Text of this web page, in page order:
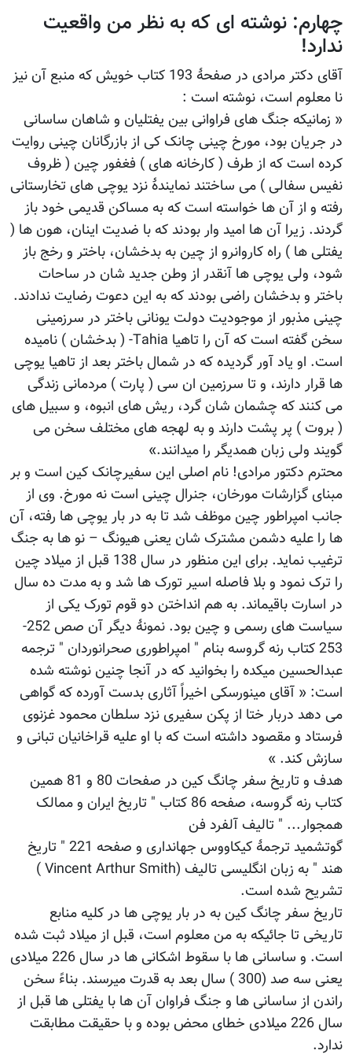
چهارم: نوشته ای که به نظر من واقعیت
ندارد!
آقای دکتر مرادی در صفحۀ 193 کتاب خویش که منبع آن نیز
نا معلوم است، نوشته است :
« زمانیکه جنگ های فراوانی بین یفتلیان و شاهان ساسانی
در جریان بود، مورخ چینی چانک کی از بازرگانان چینی روایت
کرده است که از طرف ( کارخانه های ) فغفور چین ( ظروف
نفیس سفالی ) می ساختند نمایندۀ نزد یوچی های تخارستانی
رفته و از آن ها خواسته است که به مساکن قدیمی خود باز
گردند. زیرا آن ها امید وار بودند که با ضدیت اینان، هون ها (
یفتلی ها ) راه کاروانرو از چین به بدخشان، باختر و رخج باز
شود، ولی یوچی ها آنقدر از وطن جدید شان در ساحات
باختر و بدخشان راضی بودند که به این دعوت رضایت ندادند.
چینی مذبور از موجودیت دولت یونانی باختر در سرزمینی
سخن گفته است که آن را تاهیا Tahia- ( بدخشان ) نامیده
است. او یاد آور گردیده که در شمال باختر بعد از تاهیا یوچی
ها قرار دارند، و تا سرزمین ان سی ( پارت ) مردمانی زندگی
می کنند که چشمان شان گرد، ریش های انبوه، و سبیل های
( بروت ) پر پشت دارند و به لهجه های مختلف سخن می
گویند ولی زبان همدیگر را میدانند.»
محترم دکتور مرادی! نام اصلی این سفیرچانک کین است و بر
مبنای گزارشات مورخان، جنرال چینی است نه مورخ. وی از
جانب امپراطور چین موظف شد تا به در بار یوچی ها رفته، آن
ها را علیه دشمن مشترک شان یعنی هیونگ – نو ها به جنگ
ترغیب نماید. برای این منظور در سال 138 قبل از میلاد چین
را ترک نمود و بلا فاصله اسیر تورک ها شد و به مدت ده سال
در اسارت باقیماند. به هم انداختن دو قوم تورک یکی از
سیاست های رسمی و چین بود. نمونۀ دیگر آن صص 252-
253 کتاب رنه گروسه بنام " امپراطوری صحرانوردان " ترجمه
عبدالحسین میکده را بخوانید که در آنجا چنین نوشته شده
است: « آقای مینورسکی اخیراً آثاری بدست آورده که گواهی
می دهد دربار ختا از پکن سفیری نزد سلطان محمود غزنوی
فرستاد و مقصود داشته است که با او علیه قراخانیان تبانی و
سازش کند. »
هدف و تاریخ سفر چانگ کین در صفحات 80 و 81 همین
کتاب رنه گروسه، صفحه 86 کتاب " تاریخ ایران و ممالک
همجوار... " تالیف آلفرد فن
گوتشمید ترجمۀ کیکاووس جهانداری و صفحه 221 " تاریخ
هند " به زبان انگلیسی تالیف (Vincent Arthur Smith )
تشریح شده است.
تاریخ سفر چانگ کین به در بار یوچی ها در کلیه منابع
تاریخی تا جائیکه به من معلوم است، قبل از میلاد ثبت شده
است. و ساسانی ها با سقوط اشکانی ها در سال 226 میلادی
یعنی سه صد (300 ) سال بعد به قدرت میرسند. بناءً سخن
راندن از ساسانی ها و جنگ فراوان آن ها با یفتلی ها قبل از
سال 226 میلادی خطای محض بوده و با حقیقت مطابقت
ندارد.